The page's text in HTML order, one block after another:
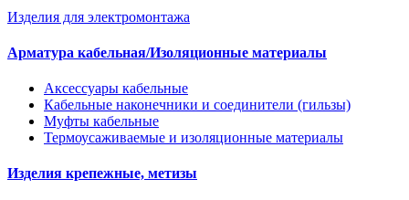
Изделия для электромонтажа
Арматура кабельная/Изоляционные материалы
Аксессуары кабельные
Кабельные наконечники и соединители (гильзы)
Муфты кабельные
Термоусаживаемые и изоляционные материалы
Изделия крепежные, метизы